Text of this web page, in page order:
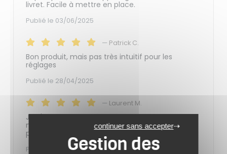
livret. Facile à mettre en place.
Publié le 03/06/2025
— Patrick C.
Bon produit, mais pas très intuitif pour les
réglages
Publié le 28/04/2025
— Laurent M.
Je n'ai pas encore réussi à paramétrer Mais ça
me semble bien quand j'aurai réussi à tout
programmer merci
Publié le 26/04/2025
continuer sans accepter